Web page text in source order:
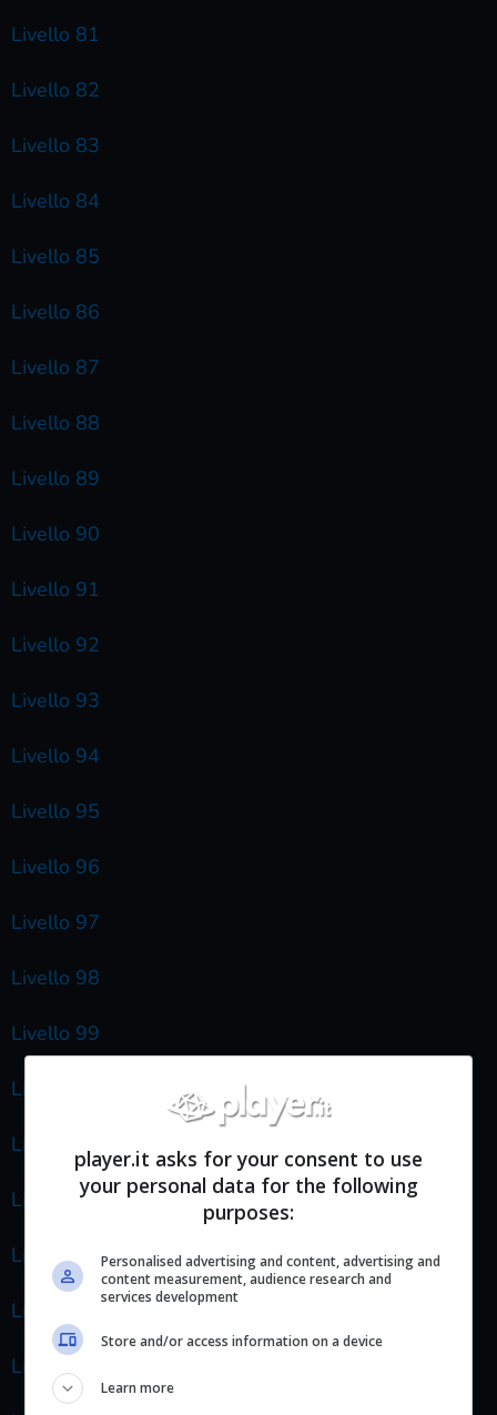
Livello 81
Livello 82
Livello 83
Livello 84
Livello 85
Livello 86
Livello 87
Livello 88
Livello 89
Livello 90
Livello 91
Livello 92
Livello 93
Livello 94
Livello 95
Livello 96
Livello 97
Livello 98
Livello 99
Livello 100
Livello 101
Livello 102
Livello 103
Livello 104
Livello 105
player.it asks for your consent to use
your personal data for the following
purposes:
Personalised advertising and content, advertising and
content measurement, audience research and
services development
Store and/or access information on a device
Learn more